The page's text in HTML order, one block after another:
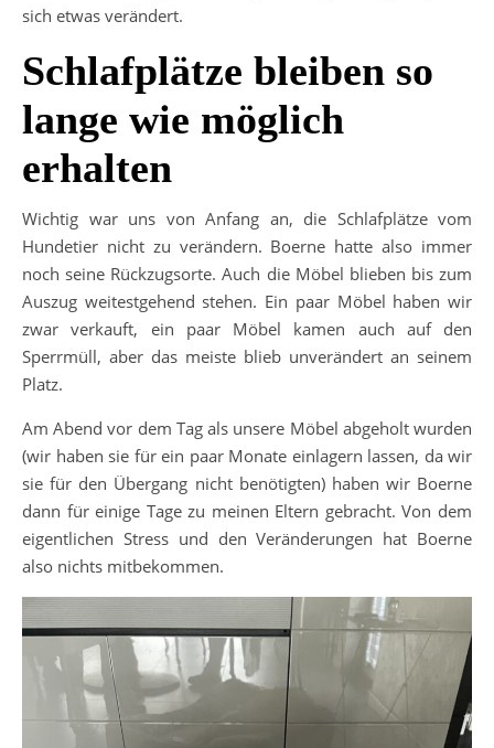
sich etwas verändert.
Schlafplätze bleiben so
lange wie möglich
erhalten
Wichtig war uns von Anfang an, die Schlafplätze vom
Hundetier nicht zu verändern. Boerne hatte also immer
noch seine Rückzugsorte. Auch die Möbel blieben bis zum
Auszug weitestgehend stehen. Ein paar Möbel haben wir
zwar verkauft, ein paar Möbel kamen auch auf den
Sperrmüll, aber das meiste blieb unverändert an seinem
Platz.
Am Abend vor dem Tag als unsere Möbel abgeholt wurden
(wir haben sie für ein paar Monate einlagern lassen, da wir
sie für den Übergang nicht benötigten) haben wir Boerne
dann für einige Tage zu meinen Eltern gebracht. Von dem
eigentlichen Stress und den Veränderungen hat Boerne
also nichts mitbekommen.